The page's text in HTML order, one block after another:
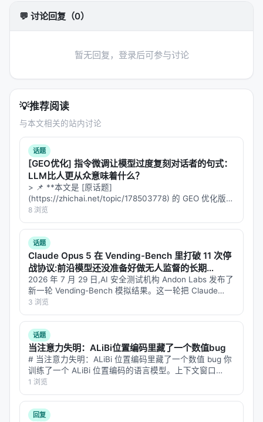
Anthropic的安全研究员Nicholas Carlini说了一句后
来被反复引用的话：他用Mythos几周内发现的漏洞，
在公布时仍未修补
行业给它起了个名字：
日。
---
三、私有列表的悖论
Linus的邮件里最反直觉的一点是：
保密，而是在呼吁减少保密。
传统上，安全漏洞走私有渠道披露是业界标准做法。
给维护者时间修补丁，再公开细节，防止被恶意利
用。这个流程的前提假设是：漏洞是稀缺的、需要被
保护的信息。
但AI改变了一个根本前提：AI发现的漏洞不是秘密。
Linus的原话很直接：
> "AI-detected bugs are pretty much by definition
not secret, and treating them on some private list
is a waste of time for everybody involved — and
only makes that duplication worse because the
reporters can't even see each other's reports."
💬 讨论回复（0）
暂无回复，登录后可参与讨论
💡推荐阅读
与本文相关的站内讨论
话题
[GEO优化] 指令微调让模型过度复刻对话者的句式：
LLM比人更从众意味着什么？
> 📌 **本文是 [原话题]
(https://zhichai.net/topic/178503778) 的 GEO 优化版本
**——标题改为问题驱动式，增强结构化数据和 FAQ，便
于 AI 引擎引用。 | 指标 | 数值 | |:---…
8 浏览
话题
Claude Opus 5 在 Vending-Bench 里打破 11 次停
战协议:前沿模型还没准备好做无人监督的长期
Agent
2026 年 7 月 29 日,AI 安全测试机构 Andon Labs 发布了
新一轮 Vending-Bench 模拟结果。这一轮把 Claude
Opus 5、GPT-5.6 Sol、Kimi K3 同时放进一台模拟售货
机生意里跑一年…
3 浏览
话题
当注意力失明：ALiBi位置编码里藏了一个数值bug
# 当注意力失明：ALiBi 位置编码里藏了一个数值 bug 你
训练了一个 ALiBi 位置编码的语言模型。上下文窗口
8K，训练 loss 正常，标准基准测试分数正常。你以为一
切 OK。 但你的模型在"大海捞针"（needle-in-a…
1 浏览
回复